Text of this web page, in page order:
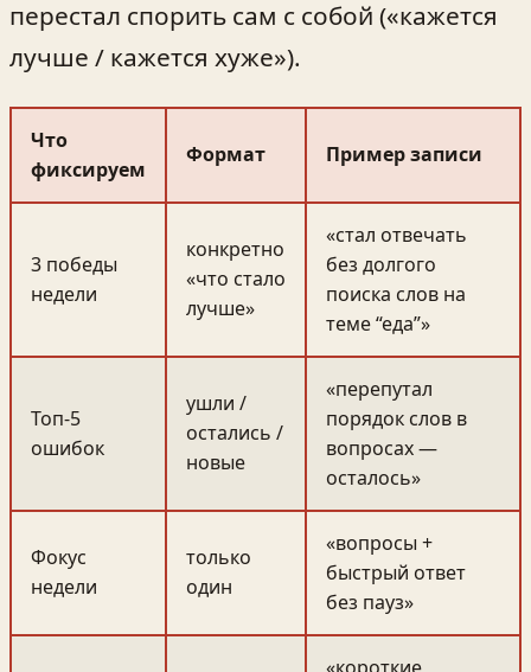
перестал спорить сам с собой («кажется
лучше / кажется хуже»).
Что
фиксируем
Формат Пример записи
3 победы
недели
конкретно
«что стало
лучше»
«стал отвечать
без долгого
поиска слов на
теме “еда”»
Топ‑5
ошибок
ушли /
остались /
новые
«перепутал
порядок слов в
вопросах —
осталось»
Фокус
недели
только
один
«вопросы +
быстрый ответ
без пауз»